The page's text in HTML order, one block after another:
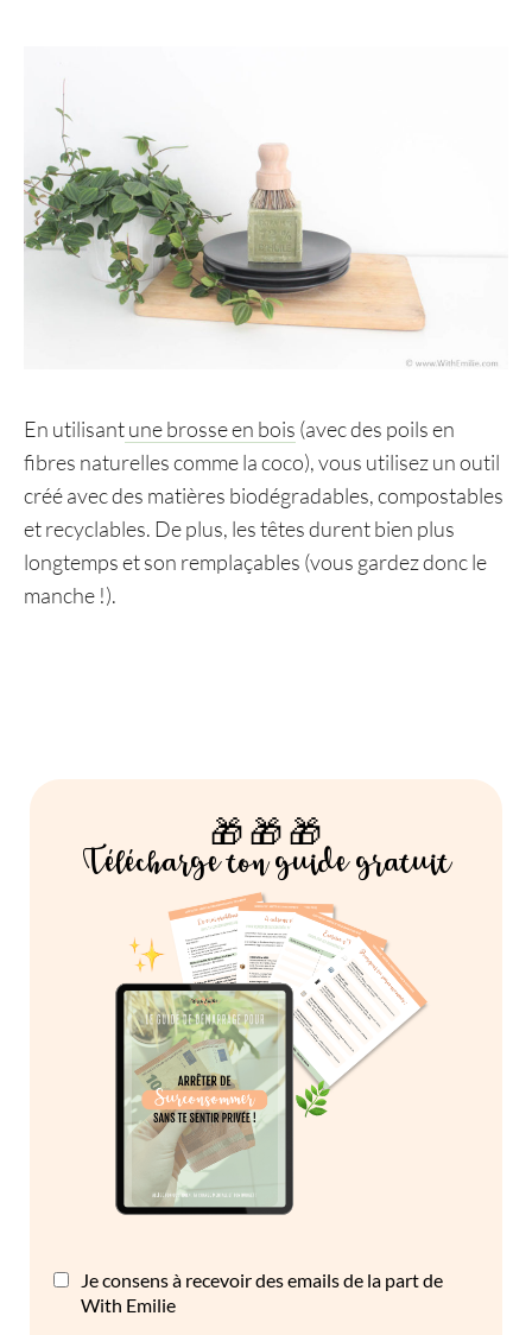
En utilisantune brosse en bois (avec des poils en
fibres naturelles comme la coco), vous utilisez un outil
créé avec des matières biodégradables, compostables
et recyclables. De plus, les têtes durent bien plus
longtemps et son remplaçables (vous gardez donc le
manche !).